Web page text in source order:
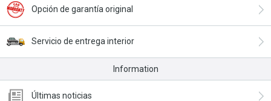
Opción de garantía original
Servicio de entrega interior
Information
Últimas noticias